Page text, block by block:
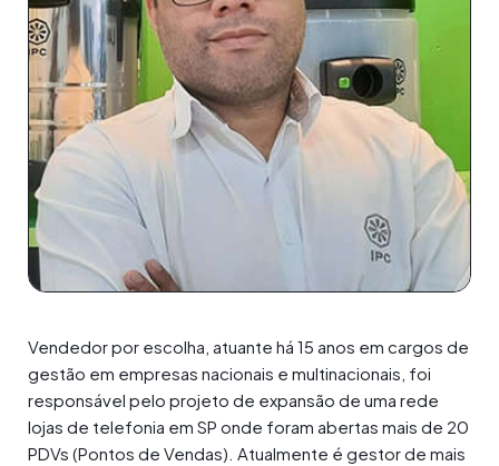
Vendedor por escolha, atuante há 15 anos em cargos de
gestão em empresas nacionais e multinacionais, foi
responsável pelo projeto de expansão de uma rede
lojas de telefonia em SP onde foram abertas mais de 20
PDVs (Pontos de Vendas). Atualmente é gestor de mais